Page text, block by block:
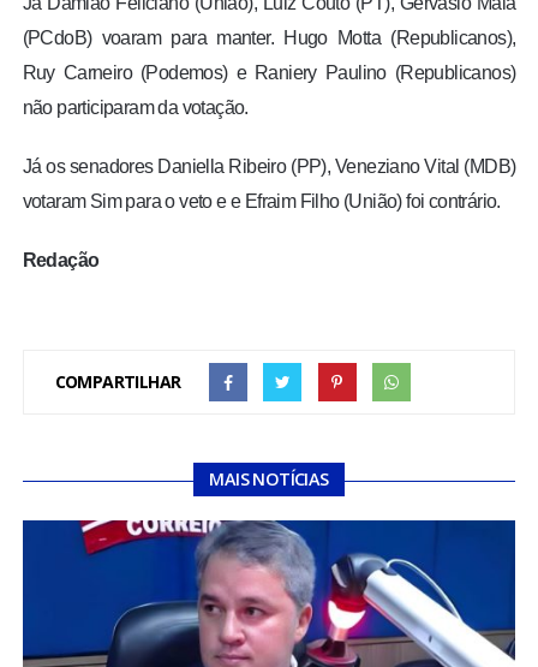
(PCdoB) voaram para manter. Hugo Motta (Republicanos),
Ruy Carneiro (Podemos) e Raniery Paulino (Republicanos)
não participaram da votação.
Já os senadores Daniella Ribeiro (PP), Veneziano Vital (MDB)
votaram Sim para o veto e e Efraim Filho (União) foi contrário.
Redação
COMPARTILHAR
MAIS NOTÍCIAS